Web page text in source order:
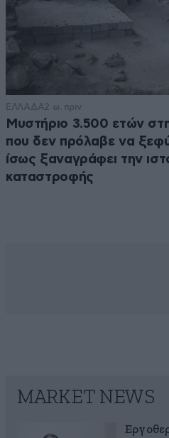
ΕΛΛΑΔΑ2 ω. πριν
Μυστήριο 3.500 ετών
που δεν πρόλαβε να
ίσως ξαναγράφει την
καταστροφής
MARKET NEWS